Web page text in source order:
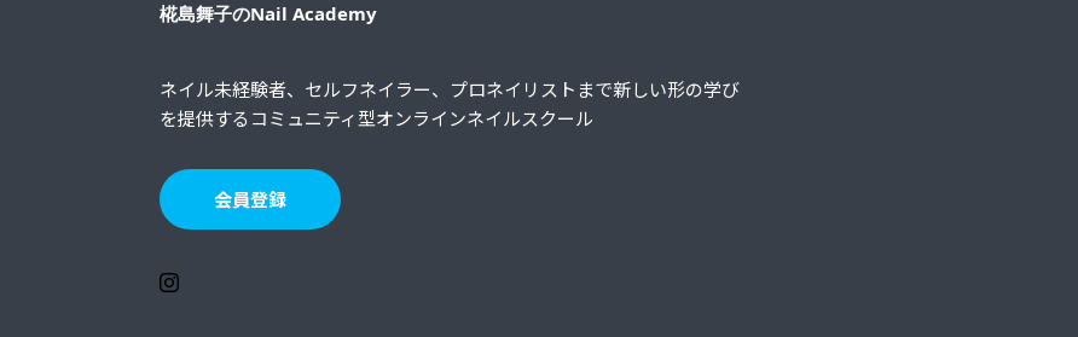
椛島舞子のNail Academy
ネイル未経験者、セルフネイラー、プロネイリストまで新しい形の学び
を提供するコミュニティ型オンラインネイルスクール
会員登録